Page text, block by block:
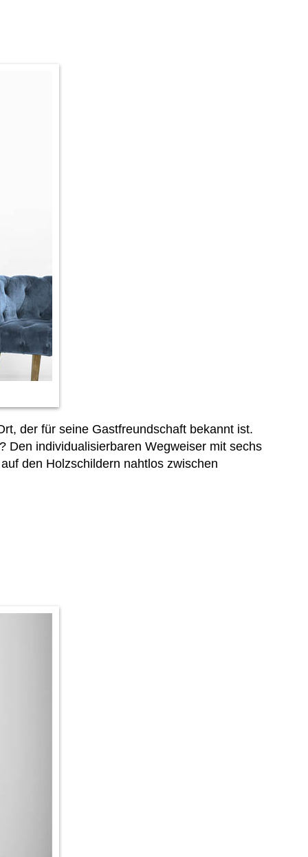
der für seine Gastfreundschaft bekannt ist.
Den individualisierbaren Wegweiser mit sechs
den Holzschildern nahtlos zwischen